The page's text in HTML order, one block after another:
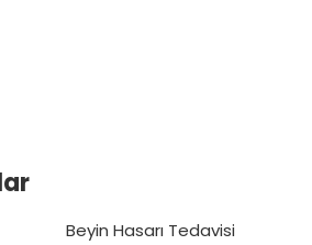
Beyin Hasarı Tedavisi